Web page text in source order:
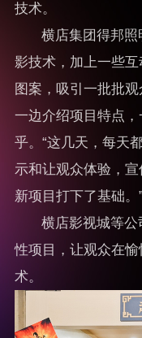
技术。
横店集团得邦
影技术，加上一些
图案，吸引一批批
一边介绍项目特点
乎。“这几天，每天
示和让观众体验，
新项目打下了基础。
横店影视城等
性项目，让观众在
术。